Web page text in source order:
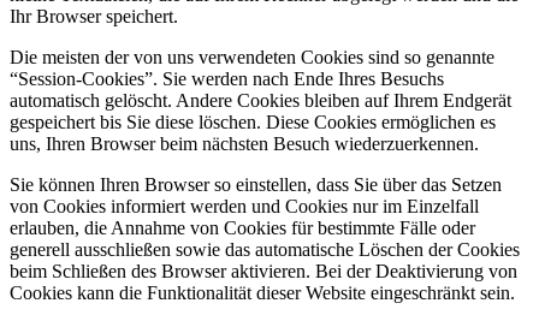
Ihr Browser speichert.
Die meisten der von uns verwendeten Cookies sind so genannte
“Session-Cookies”. Sie werden nach Ende Ihres Besuchs
automatisch gelöscht. Andere Cookies bleiben auf Ihrem Endgerät
gespeichert bis Sie diese löschen. Diese Cookies ermöglichen es
uns, Ihren Browser beim nächsten Besuch wiederzuerkennen.
Sie können Ihren Browser so einstellen, dass Sie über das Setzen
von Cookies informiert werden und Cookies nur im Einzelfall
erlauben, die Annahme von Cookies für bestimmte Fälle oder
generell ausschließen sowie das automatische Löschen der Cookies
beim Schließen des Browser aktivieren. Bei der Deaktivierung von
Cookies kann die Funktionalität dieser Website eingeschränkt sein.